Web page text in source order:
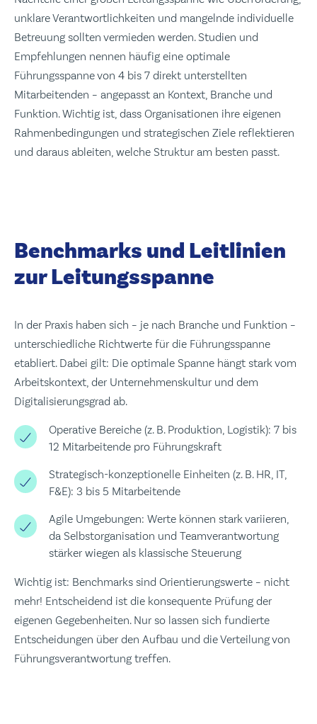
unklare Verantwortlichkeiten und mangelnde individuelle
Betreuung sollten vermieden werden. Studien und
Empfehlungen nennen häufig eine optimale
Führungsspanne von 4 bis 7 direkt unterstellten
Mitarbeitenden – angepasst an Kontext, Branche und
Funktion. Wichtig ist, dass Organisationen ihre eigenen
Rahmenbedingungen und strategischen Ziele reflektieren
und daraus ableiten, welche Struktur am besten passt.
Benchmarks und Leitlinien
zur Leitungsspanne
In der Praxis haben sich – je nach Branche und Funktion –
unterschiedliche Richtwerte für die Führungsspanne
etabliert. Dabei gilt: Die optimale Spanne hängt stark vom
Arbeitskontext, der Unternehmenskultur und dem
Digitalisierungsgrad ab.
Operative Bereiche (z. B. Produktion, Logistik): 7 bis
12 Mitarbeitende pro Führungskraft
Strategisch-konzeptionelle Einheiten (z. B. HR, IT,
F&E): 3 bis 5 Mitarbeitende
Agile Umgebungen: Werte können stark variieren,
da Selbstorganisation und Teamverantwortung
stärker wiegen als klassische Steuerung
Wichtig ist: Benchmarks sind Orientierungswerte – nicht
mehr! Entscheidend ist die konsequente Prüfung der
eigenen Gegebenheiten. Nur so lassen sich fundierte
Entscheidungen über den Aufbau und die Verteilung von
Führungsverantwortung treffen.